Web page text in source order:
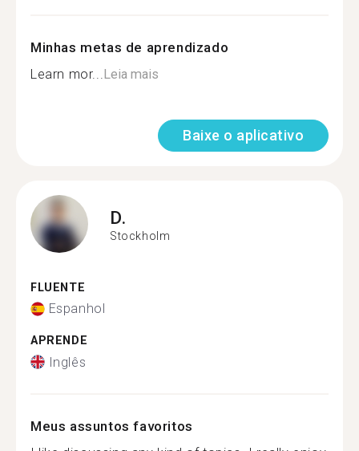
Minhas metas de aprendizado
Learn mor... Leia mais
Baixe o aplicativo
D.
Stockholm
FLUENTE
Espanhol
APRENDE
Inglês
Meus assuntos favoritos